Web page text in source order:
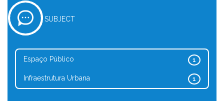
SUBJECT
1
Espaço Público
1
Infraestrutura Urbana